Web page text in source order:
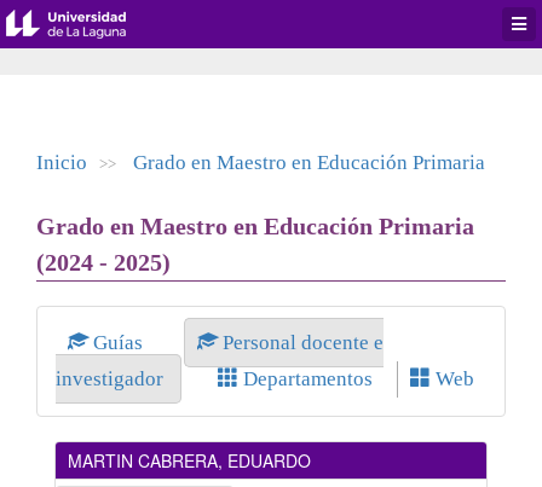
Inicio >> Grado en Maestro en Educación Primaria
Grado en Maestro en Educación Primaria
(2024 - 2025)
Guías
Personal docente e
investigador
Departamentos Web
MARTIN CABRERA, EDUARDO